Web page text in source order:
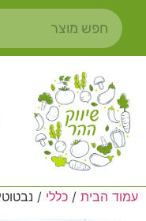
עמוד הבית / כללי /